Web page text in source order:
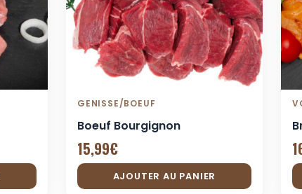
GENISSE/BOEUF
Boeuf Bourgignon
15,99€
AJOUTER AU PANIER